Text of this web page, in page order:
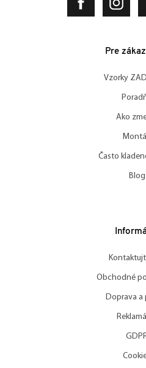
Pre
Vzorky
Ako
Často
Blog
Obchodné
Doprava a